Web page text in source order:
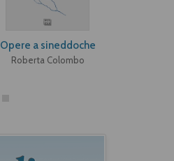
Opere a sineddoche
Roberta Colombo